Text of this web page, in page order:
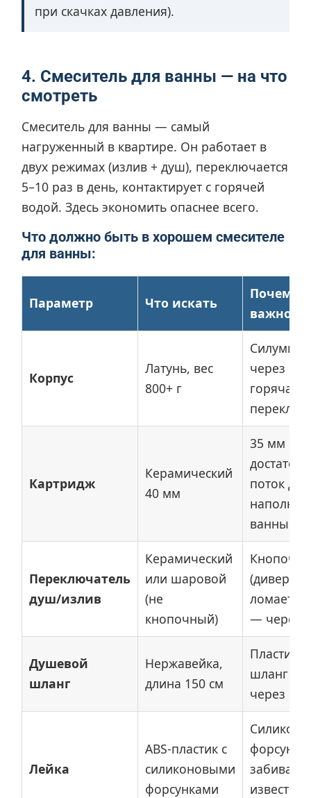
при скачках давления).
4. Смеситель для ванны — на что
смотреть
Смеситель для ванны — самый
нагруженный в квартире. Он работает в
двух режимах (излив + душ), переключается
5–10 раз в день, контактирует с горячей
водой. Здесь экономить опаснее всего.
Что должно быть в хорошем смесителе
для ванны:
Параметр Что искать
Почему
важно
Корпус
Латунь, вес
800+ г
Силумин
через
горячая
Картридж
Керамический
40 мм
35 мм не
поток для
ванны
Переключатель
душ/излив
Керамический
или шаровой
(не
кнопочный)
— через
Душевой
шланг
Нержавейка,
длина 150 см
шланг
через
Лейка
ABS-пластик с
силиконовыми
форсунками
форсунки